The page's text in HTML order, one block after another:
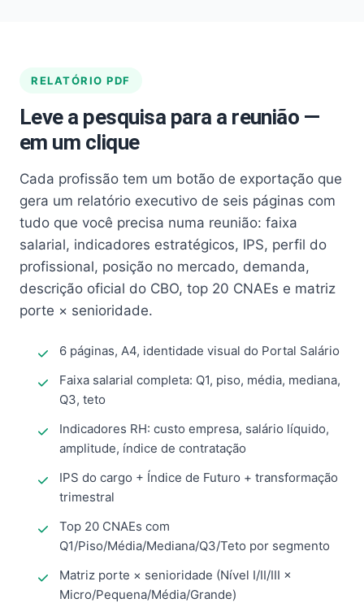
RELATÓRIO PDF
Leve a pesquisa para a reunião —
em um clique
Cada profissão tem um botão de exportação que
gera um relatório executivo de seis páginas com
tudo que você precisa numa reunião: faixa
salarial, indicadores estratégicos, IPS, perfil do
profissional, posição no mercado, demanda,
descrição oficial do CBO, top 20 CNAEs e matriz
porte × senioridade.
6 páginas, A4, identidade visual do Portal Salário
Faixa salarial completa: Q1, piso, média, mediana,
Q3, teto
Indicadores RH: custo empresa, salário líquido,
amplitude, índice de contratação
IPS do cargo + Índice de Futuro + transformação
trimestral
Top 20 CNAEs com
Q1/Piso/Média/Mediana/Q3/Teto por segmento
Matriz porte × senioridade (Nível I/II/III ×
Micro/Pequena/Média/Grande)